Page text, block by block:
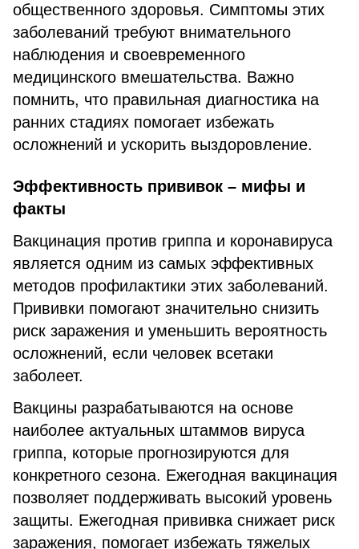
общественного здоровья. Симптомы этих
заболеваний требуют внимательного
наблюдения и своевременного
медицинского вмешательства. Важно
помнить, что правильная диагностика на
ранних стадиях помогает избежать
осложнений и ускорить выздоровление.
Эффективность прививок – мифы и
факты
Вакцинация против гриппа и коронавируса
является одним из самых эффективных
методов профилактики этих заболеваний.
Прививки помогают значительно снизить
риск заражения и уменьшить вероятность
осложнений, если человек всетаки
заболеет.
Вакцины разрабатываются на основе
наиболее актуальных штаммов вируса
гриппа, которые прогнозируются для
конкретного сезона. Ежегодная вакцинация
позволяет поддерживать высокий уровень
защиты. Ежегодная прививка снижает риск
заражения, помогает избежать тяжелых